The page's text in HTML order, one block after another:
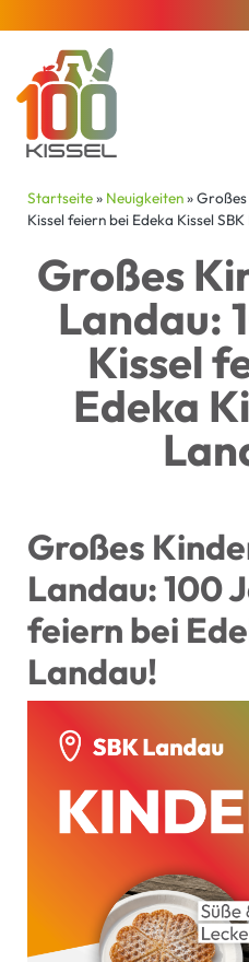
Startseite» Neuigkeiten»
Kissel feiern bei Edeka Kissel
Großes
Landau:
Kissel
Edeka
Großes
Landau: 100
feiern bei
Landau!